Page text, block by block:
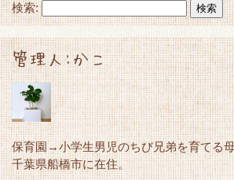
検索:
管理人:かこ
保育園→小学生男児のちび兄弟を育てる母
千葉県船橋市に在住。